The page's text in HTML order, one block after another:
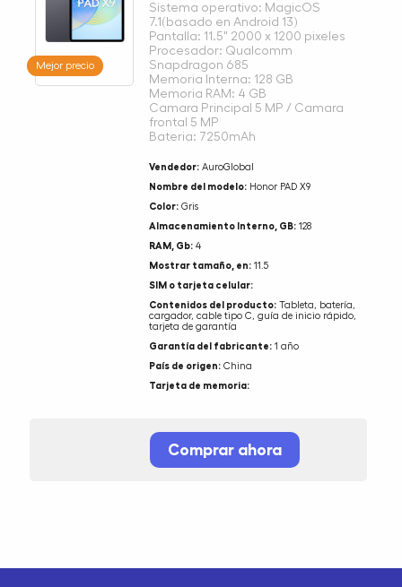
Mejor precio
Sistema operativo: MagicOS
7.1(basado en Android 13)
Pantalla: 11.5" 2000 x 1200 pixeles
Procesador: Qualcomm
Snapdragon 685
Memoria Interna: 128 GB
Memoria RAM: 4 GB
Camara Principal 5 MP / Camara
frontal 5 MP
Bateria: 7250mAh
Vendedor: AuroGlobal
Nombre del modelo: Honor PAD X9
Color: Gris
Almacenamiento Interno, GB: 128
RAM, Gb: 4
Mostrar tamaño, en: 11.5
SIM o tarjeta celular:
Contenidos del producto: Tableta, batería,
cargador, cable tipo C, guía de inicio rápido,
tarjeta de garantía
Garantía del fabricante: 1 año
País de origen: China
Tarjeta de memoria:
Comprar ahora